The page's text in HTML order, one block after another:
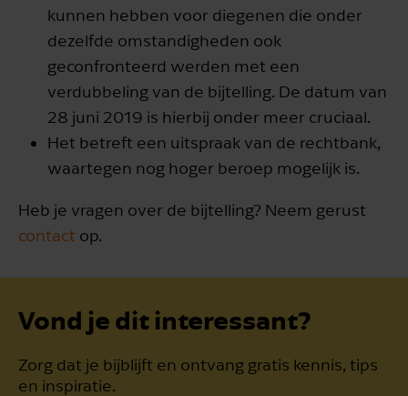
kunnen hebben voor diegenen die onder
dezelfde omstandigheden ook
geconfronteerd werden met een
verdubbeling van de bijtelling. De datum van
28 juni 2019 is hierbij onder meer cruciaal.
Het betreft een uitspraak van de rechtbank,
waartegen nog hoger beroep mogelijk is.
Heb je vragen over de bijtelling? Neem gerust
contact op.
Vond je dit interessant?
Zorg dat je bijblijft en ontvang gratis kennis, tips
en inspiratie.